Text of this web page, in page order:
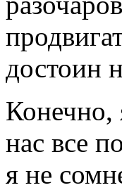
достоин
Конечно,
нас все
я не